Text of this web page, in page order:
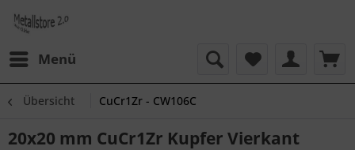
Menü
Übersicht CuCr1Zr - CW106C
20x20 mm CuCr1Zr Kupfer Vierkant